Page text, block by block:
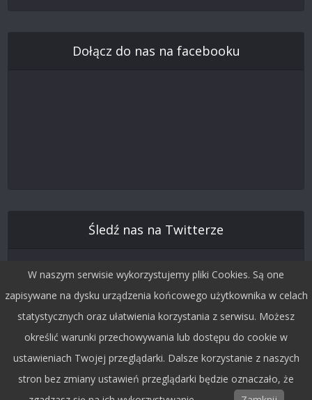
Dołącz do nas na facebooku
Śledź nas na Twitterze
Copyright © 2015 by Dobra Fala.
W naszym serwisie wykorzystujemy pliki Cookies. Są one
zapisywane na dysku urządzenia końcowego użytkownika w celach
statystycznych oraz ułatwienia korzystania z serwisu. Możesz
określić warunki przechowywania lub dostępu do cookie w
ustawieniach Twojej przeglądarki. Dalsze korzystanie z naszych
stron bez zmiany ustawień przeglądarki będzie oznaczało, że